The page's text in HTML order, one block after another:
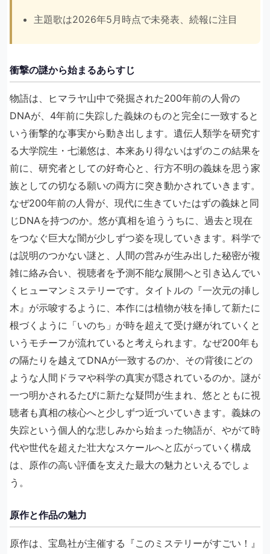
主題歌は2026年5月時点で未発表、続報に注目
衝撃の謎から始まるあらすじ
物語は、ヒマラヤ山中で発掘された200年前の人骨の
DNAが、4年前に失踪した義妹のものと完全に一致すると
いう衝撃的な事実から動き出します。遺伝人類学を研究す
る大学院生・七瀬悠は、本来あり得ないはずのこの結果を
前に、研究者としての好奇心と、行方不明の義妹を思う家
族としての切なる願いの両方に突き動かされていきます。
なぜ200年前の人骨が、現代に生きていたはずの義妹と同
じDNAを持つのか。悠が真相を追ううちに、過去と現在
をつなぐ巨大な闇が少しずつ姿を現していきます。科学で
は説明のつかない謎と、人間の営みが生み出した秘密が複
雑に絡み合い、視聴者を予測不能な展開へと引き込んでい
くヒューマンミステリーです。タイトルの『一次元の挿し
木』が示唆するように、本作には植物が枝を挿して新たに
根づくように「いのち」が時を超えて受け継がれていくと
いうモチーフが流れていると考えられます。なぜ200年も
の隔たりを越えてDNAが一致するのか、その背後にどの
ような人間ドラマや科学の真実が隠されているのか。謎が
一つ明かされるたびに新たな疑問が生まれ、悠とともに視
聴者も真相の核心へと少しずつ近づいていきます。義妹の
失踪という個人的な悲しみから始まった物語が、やがて時
代や世代を超えた壮大なスケールへと広がっていく構成
は、原作の高い評価を支えた最大の魅力といえるでしょ
う。
原作と作品の魅力
原作は、宝島社が主催する『このミステリーがすごい！』